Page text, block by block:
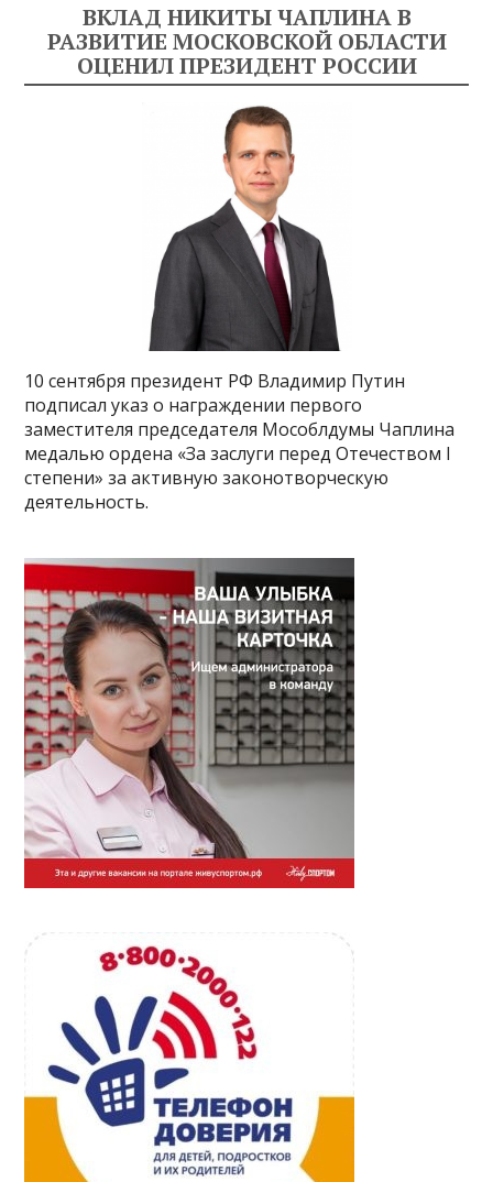
ВКЛАД НИКИТЫ ЧАПЛИНА В
РАЗВИТИЕ МОСКОВСКОЙ ОБЛАСТИ
ОЦЕНИЛ ПРЕЗИДЕНТ РОССИИ
10 сентября президент РФ Владимир Путин
подписал указ о награждении первого
заместителя председателя Мособлдумы Чаплина
медалью ордена «За заслуги перед Отечеством I
степени» за активную законотворческую
деятельность.